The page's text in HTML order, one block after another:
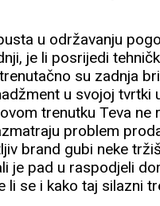
u održavanju
je li posrijedi
su zadnja
u svojoj tvrtki
trenutku Teva
problem
brand gubi neke
je pad u raspodjeli
se i kako taj silazni